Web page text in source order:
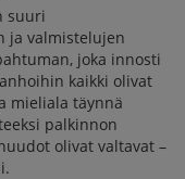
suuri
ja valmistelujen
joka innosti
kaikki olivat
mieliala täynnä
palkinnon
olivat valtavat –